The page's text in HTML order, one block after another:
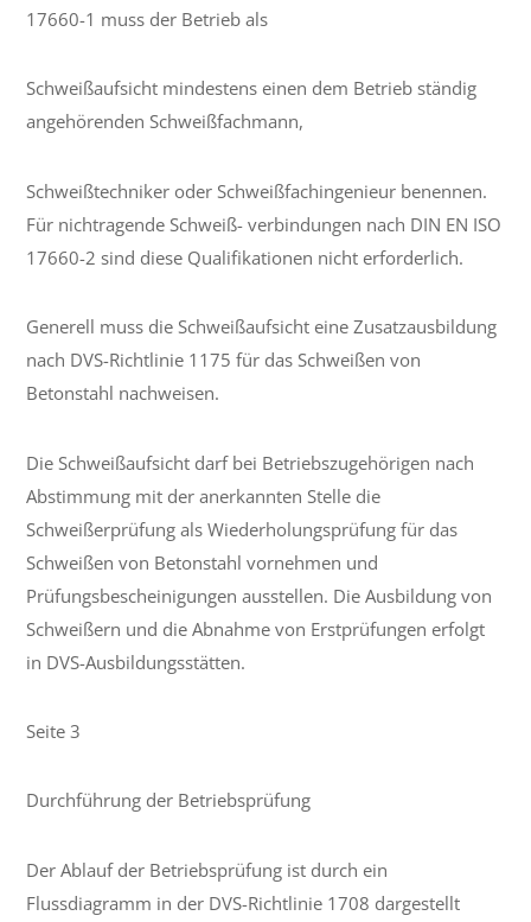
17660-1 muss der Betrieb als
Schweißaufsicht mindestens einen dem Betrieb ständig
angehörenden Schweißfachmann,
Schweißtechniker oder Schweißfachingenieur benennen.
Für nichtragende Schweiß- verbindungen nach DIN EN ISO
17660-2 sind diese Qualifikationen nicht erforderlich.
Generell muss die Schweißaufsicht eine Zusatzausbildung
nach DVS-Richtlinie 1175 für das Schweißen von
Betonstahl nachweisen.
Die Schweißaufsicht darf bei Betriebszugehörigen nach
Abstimmung mit der anerkannten Stelle die
Schweißerprüfung als Wiederholungsprüfung für das
Schweißen von Betonstahl vornehmen und
Prüfungsbescheinigungen ausstellen. Die Ausbildung von
Schweißern und die Abnahme von Erstprüfungen erfolgt
in DVS-Ausbildungsstätten.
Seite 3
Durchführung der Betriebsprüfung
Der Ablauf der Betriebsprüfung ist durch ein
Flussdiagramm in der DVS-Richtlinie 1708 dargestellt